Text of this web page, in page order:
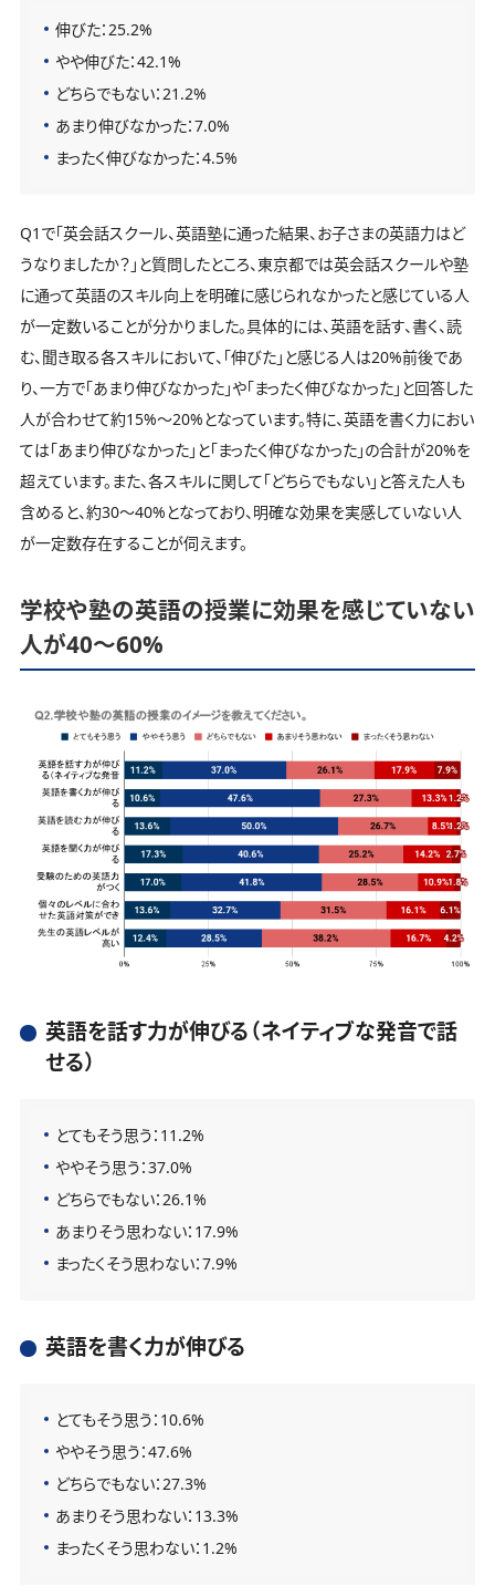
伸びた：25.2%
やや伸びた：42.1%
どちらでもない：21.2%
あまり伸びなかった：7.0%
まったく伸びなかった：4.5%
Q1で「英会話スクール、英語塾に通った結果、お子さまの英語力はど
うなりましたか？」と質問したところ、東京都では英会話スクールや塾
に通って英語のスキル向上を明確に感じられなかったと感じている人
が一定数いることが分かりました。具体的には、英語を話す、書く、読
む、聞き取る各スキルにおいて、「伸びた」と感じる人は20%前後であ
り、一方で「あまり伸びなかった」や「まったく伸びなかった」と回答した
人が合わせて約15%〜20%となっています。特に、英語を書く力におい
ては「あまり伸びなかった」と「まったく伸びなかった」の合計が20%を
超えています。また、各スキルに関して「どちらでもない」と答えた人も
含めると、約30～40%となっており、明確な効果を実感していない人
が一定数存在することが伺えます。
学校や塾の英語の授業に効果を感じていない
人が40～60%
英語を話す力が伸びる（ネイティブな発音で話
せる）
とてもそう思う：11.2%
ややそう思う：37.0%
どちらでもない：26.1%
あまりそう思わない：17.9%
まったくそう思わない：7.9%
英語を書く力が伸びる
とてもそう思う：10.6%
ややそう思う：47.6%
どちらでもない：27.3%
あまりそう思わない：13.3%
まったくそう思わない：1.2%